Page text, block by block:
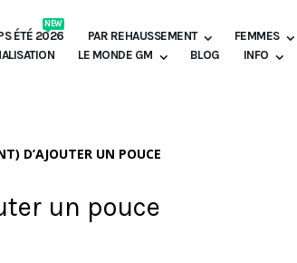
ÉTÉ 2026
NEW
PAR REHAUSSEMENT FEMMES
LE MONDE GM BLOG INFO
D’AJOUTER UN POUCE
un pouce